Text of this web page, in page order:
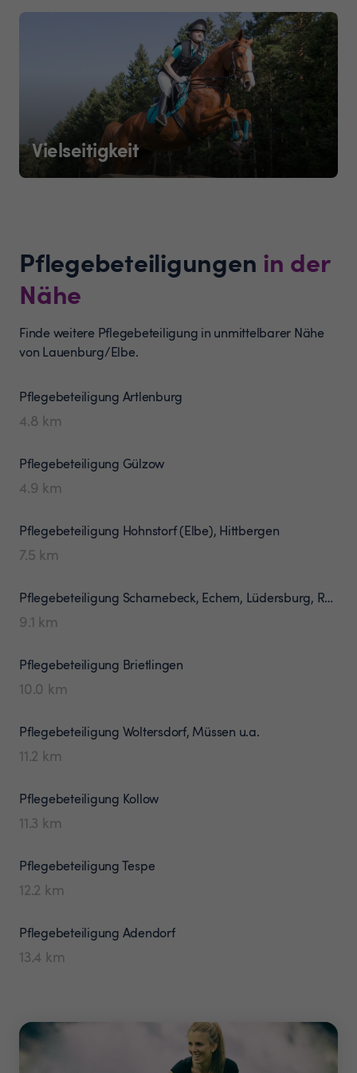
Vielseitigkeit
Pflegebeteiligungen in der
Nähe
Finde weitere Pflegebeteiligung in unmittelbarer Nähe
von Lauenburg/Elbe.
Pflegebeteiligung Artlenburg
4.8 km
Pflegebeteiligung Gülzow
4.9 km
Pflegebeteiligung Hohnstorf (Elbe), Hittbergen
7.5 km
Pflegebeteiligung Scharnebeck, Echem, Lüdersburg, Rullstorf
9.1 km
Pflegebeteiligung Brietlingen
10.0 km
Pflegebeteiligung Woltersdorf, Müssen u.a.
11.2 km
Pflegebeteiligung Kollow
11.3 km
PflegebeteiligungTespe
12.2 km
Pflegebeteiligung Adendorf
13.4 km